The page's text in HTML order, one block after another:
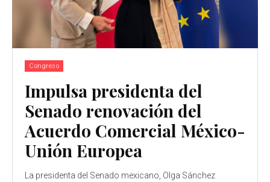
Congreso
Impulsa presidenta del
Senado renovación del
Acuerdo Comercial México-
Unión Europea
La presidenta del Senado mexicano, Olga Sánchez